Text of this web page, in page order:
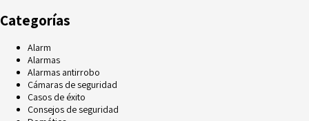
Categorías
Alarm
Alarmas
Alarmas antirrobo
Cámaras de seguridad
Casos de éxito
Consejos de seguridad